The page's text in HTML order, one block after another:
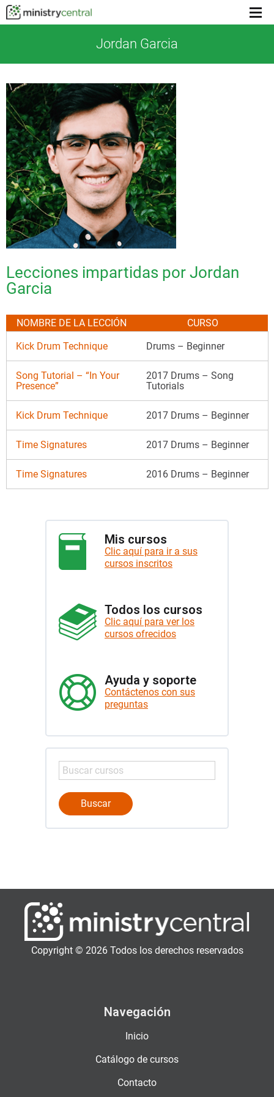
Menu
Jordan Garcia
Lecciones impartidas por Jordan
Garcia
NOMBRE DE LA LECCIÓN
CURSO
Kick Drum Technique
Drums – Beginner
Song Tutorial – “In Your
Presence”
2017 Drums – Song
Tutorials
Kick Drum Technique 2017 Drums – Beginner
Time Signatures 2017 Drums – Beginner
Time Signatures 2016 Drums – Beginner
Mis cursos
Clic aquí para ir a sus
cursos inscritos
Todos los cursos
Clic aquí para ver los
cursos ofrecidos
Ayuda y soporte
Contáctenos con sus
preguntas
Copyright © 2026 Todos los derechos reservados
Navegación
Inicio
Catálogo de cursos
Contacto